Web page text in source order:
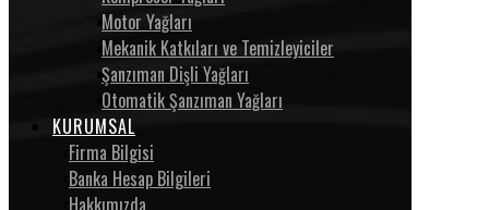
Motor Yağları
Mekanik Katkıları ve Temizleyiciler
Şanzıman Dişli Yağları
Otomatik Şanzıman Yağları
KURUMSAL
Firma Bilgisi
Banka Hesap Bilgileri